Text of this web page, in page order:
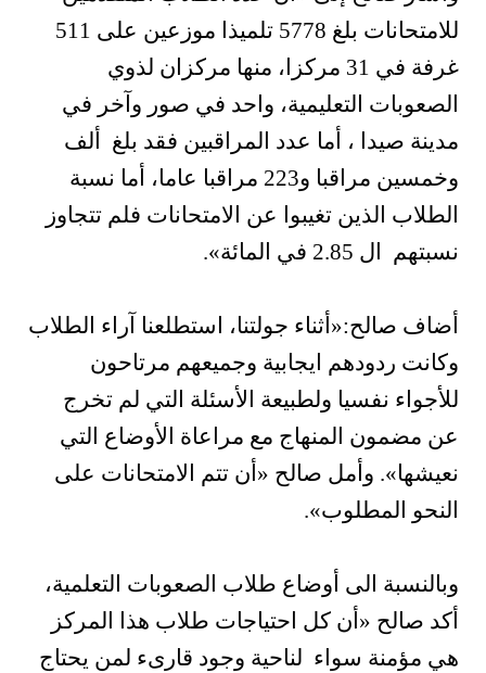
للامتحانات بلغ 5778 تلميذا موزعين على 511
غرفة في 31 مركزا، منها مركزان لذوي
الصعوبات التعليمية، واحد في صور وآخر في
مدينة صيدا ، أما عدد المراقبين فقد بلغ ألف
وخمسين مراقبا و223 مراقبا عاما، أما نسبة
الطلاب الذين تغيبوا عن الامتحانات فلم تتجاوز
نسبتهم ال 2.85 في المائة».
أضاف صالح:«أثناء جولتنا، استطلعنا آراء الطلاب
وكانت ردودهم ايجابية وجميعهم مرتاحون
للأجواء نفسيا ولطبيعة الأسئلة التي لم تخرج
عن مضمون المنهاج مع مراعاة الأوضاع التي
نعيشها». وأمل صالح «أن تتم الامتحانات على
النحو المطلوب».
وبالنسبة الى أوضاع طلاب الصعوبات التعلمية،
أكد صالح «أن كل احتياجات طلاب هذا المركز
هي مؤمنة سواء لناحية وجود قارىء لمن يحتاج